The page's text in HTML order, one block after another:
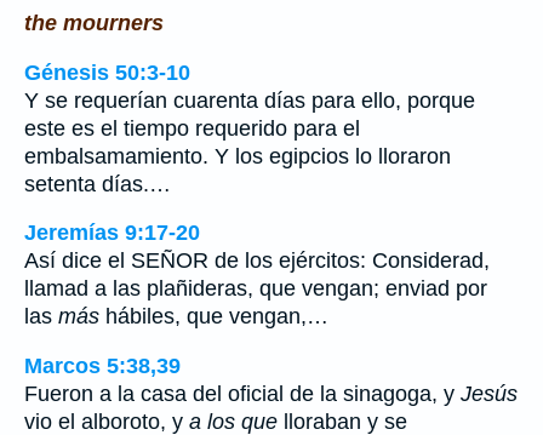
the mourners
Génesis 50:3-10
Y se requerían cuarenta días para ello, porque
este es el tiempo requerido para el
embalsamamiento. Y los egipcios lo lloraron
setenta días.…
Jeremías 9:17-20
Así dice el SEÑOR de los ejércitos: Considerad,
llamad a las plañideras, que vengan; enviad por
las más hábiles, que vengan,…
Marcos 5:38,39
Fueron a la casa del oficial de la sinagoga, y Jesús
vio el alboroto, y a los que lloraban y se